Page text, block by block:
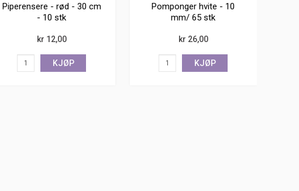
Piperensere - rød - 30 cm
- 10 stk
kr 12,00
KJØP
Pomponger hvite - 10
mm/ 65 stk
kr 26,00
KJØP